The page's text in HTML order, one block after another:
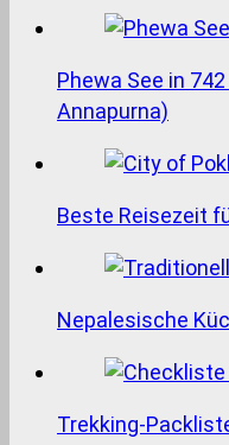
Phewa See in
Annapurna)
Beste Reisezeit
Nepalesische
Trekking-